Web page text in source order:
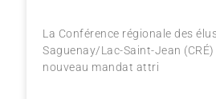
La Conférence régionale des
Saguenay/Lac-Saint-Jean
nouveau mandat attri